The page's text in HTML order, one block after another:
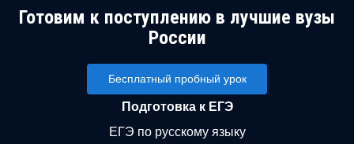
Готовим к поступлению в лучшие вузы
России
Бесплатный пробный урок
Подготовка к ЕГЭ
ЕГЭ по русскому языку